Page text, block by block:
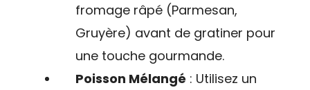
fromage râpé (Parmesan,
Gruyère) avant de gratiner pour
une touche gourmande.
Poisson Mélangé : Utilisez un